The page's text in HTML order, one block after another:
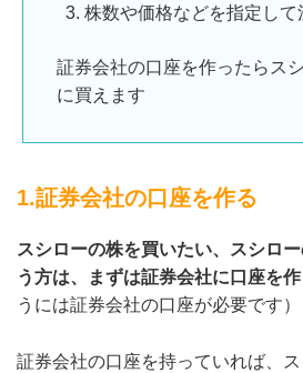
株数や価格などを指定して
証券会社の口座を作ったらス
に買えます
1.証券会社の口座を作る
スシローの株を買いたい、スシロ
う方は、まずは証券会社に口座を作
うには証券会社の口座が必要です）
証券会社の口座を持っていれば、